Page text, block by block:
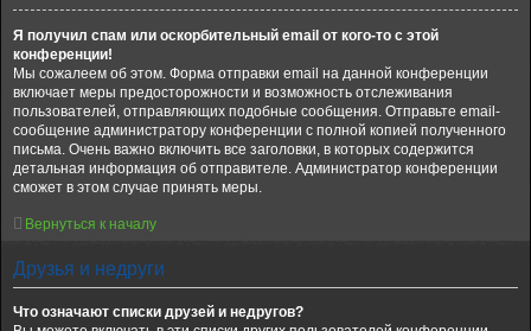
Я получил спам или оскорбительный email от кого-то с этой
конференции!
Мы сожалеем об этом. Форма отправки email на данной конференции
включает меры предосторожности и возможность отслеживания
пользователей, отправляющих подобные сообщения. Отправьте email-
сообщение администратору конференции с полной копией полученного
письма. Очень важно включить все заголовки, в которых содержится
детальная информация об отправителе. Администратор конференции
сможет в этом случае принять меры.
Вернуться к началу
Друзья и недруги
Что означают списки друзей и недругов?